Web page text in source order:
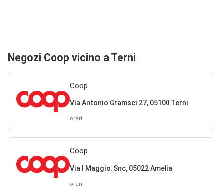
Negozi Coop vicino a Terni
Coop
Via Antonio Gramsci 27, 05100 Terni
orari
Coop
Via I Maggio, Snc, 05022 Amelia
orari